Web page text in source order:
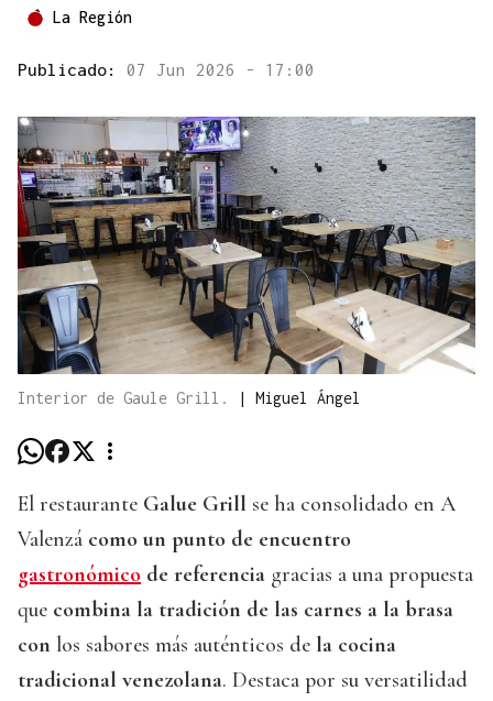
La Región
Publicado: 07 Jun 2026 - 17:00
Interior de Gaule Grill. | Miguel Ángel
El restaurante Galue Grill se ha consolidado en A
Valenzá como un punto de encuentro
gastronómico de referencia gracias a una propuesta
que combina la tradición de las carnes a la brasa
con los sabores más auténticos de la cocina
tradicional venezolana. Destaca por su versatilidad